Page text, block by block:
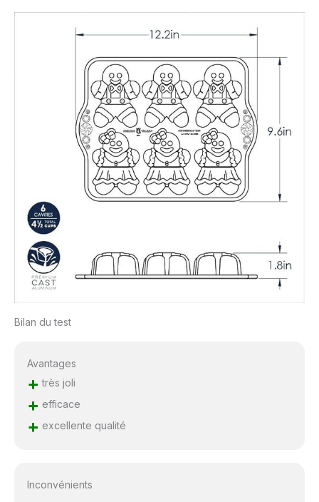
Bilan du test
Avantages
+ très joli
+ efficace
+ excellente qualité
Inconvénients